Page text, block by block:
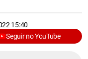
15:40
Seguir no YouTube